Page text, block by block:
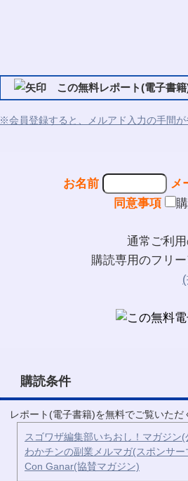
この無料レポート(電子書籍
※会員登録すると、メルアド入力の手間が
お名前
メ
同意事項
通常ご利
購読専用のフリ
購読条件
レポート(電子書籍)を無料でご覧いただ
スゴワザ編集部いちおし！マガジン
わかチンの副業メルマガ(スポンサー
Con Ganar(協賛マガジン)